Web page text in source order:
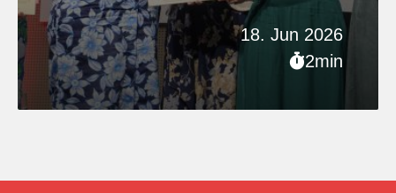
18. Jun 2026
2min